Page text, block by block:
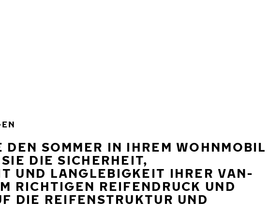
SOMMER IN IHREM WOHNMOBIL –
DIE SICHERHEIT, B
UND LANGLEBIGKEIT IHRER VAN-R
REIFENDRUCK UND A
REIFENSTRUKTUR UND L